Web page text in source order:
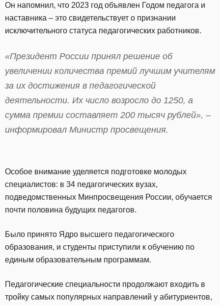
Он напомнил, что 2023 год объявлен Годом педагога и
наставника – это свидетельствует о признании
исключительного статуса педагогических работников.
«Президент России принял решение об
увеличении количества премий лучшим учителям
за их достижения в педагогической
деятельности. Их число возросло до 1250, а
сумма премии составляет 200 тысяч рублей», –
информировал Министр просвещения.
Особое внимание уделяется подготовке молодых
специалистов: в 34 педагогических вузах,
подведомственных Минпросвещения России, обучается
почти половина будущих педагогов.
Было принято Ядро высшего педагогического
образования, и студенты приступили к обучению по
единым образовательным программам.
Педагогические специальности продолжают входить в
тройку самых популярных направлений у абитуриентов,